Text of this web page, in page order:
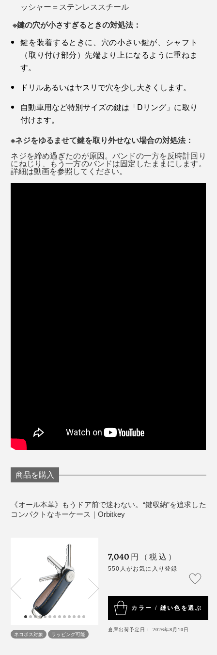
Orbitkey アクセサリーを取り付ければ、お出かけ前や通
勤時、外回り時の身だしなみチェッカーとしても、活躍
ッシャー＝ステンレススチール
※鍵の穴が小さすぎるときの対処法：
鍵を装着するときに、穴の小さい鍵が、シャフト
（取り付け部分）先端より上になるように重ねま
す。
ドリルあるいはヤスリで穴を少し大きくします。
自動車用など特別サイズの鍵は「Dリング」に取り
付けます。
※ネジをゆるませて鍵を取り外せない場合の対処法：
ネジを締め過ぎたのが原因。バンドの一方を反時計回り
にねじり、もう一方のバンドは固定したままにします。
詳細は動画を参照してください。
商品を購入
《オール本革》もうドア前で迷わない。“鍵収納”を追求した
コンパクトなキーケース｜Orbitkey
ネコポス対象 ラッピング可能
7,040 円（税込）
550人がお気に入り登録
カラー / 縫い色を選ぶ
倉庫出荷予定日： 2026年8月10日